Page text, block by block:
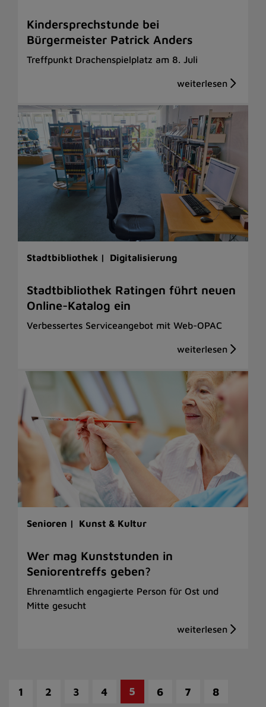
Kindersprechstunde bei
Bürgermeister Patrick Anders
Treffpunkt Drachenspielplatz am 8. Juli
Stadtbibliothek | Digitalisierung
Stadtbibliothek Ratingen führt neuen
Online-Katalog ein
Verbessertes Serviceangebot mit Web-OPAC
Senioren | Kunst & Kultur
Wer mag Kunststunden in
Seniorentreffs geben?
Ehrenamtlich engagierte Person für Ost und
Mitte gesucht
1 2 3 4 5 6 7
8